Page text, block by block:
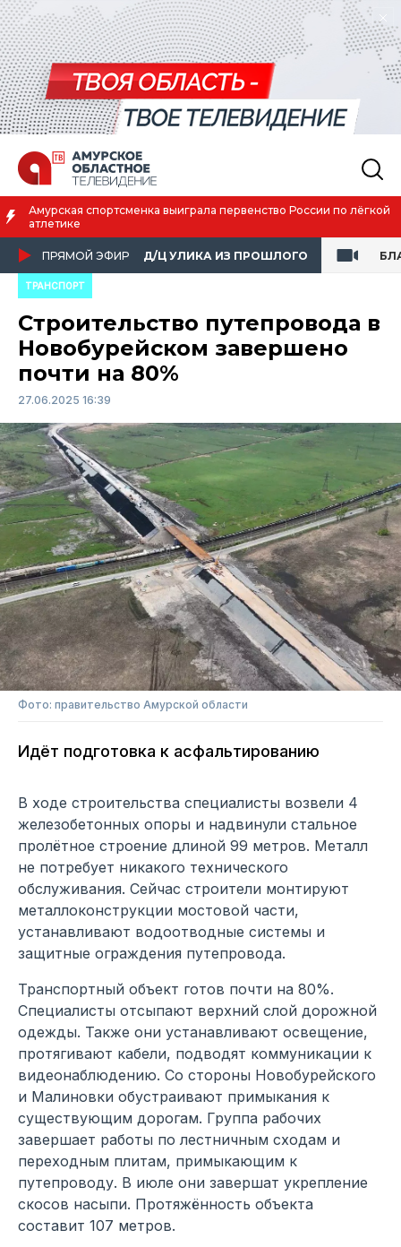
Амурская спортсменка выиграла первенство России по лёгкой
атлетике
ПРЯМОЙ ЭФИР Д/Ц УЛИКА ИЗ ПРОШЛОГО
ТРАНСПОРТ
Строительство путепровода в
Новобурейском завершено
почти на 80%
27.06.2025 16:39
Фото: правительство Амурской области
Идёт подготовка к асфальтированию
В ходе строительства специалисты возвели 4
железобетонных опоры и надвинули стальное
пролётное строение длиной 99 метров. Металл
не потребует никакого технического
обслуживания. Сейчас строители монтируют
металлоконструкции мостовой части,
устанавливают водоотводные системы и
защитные ограждения путепровода.
Транспортный объект готов почти на 80%.
Специалисты отсыпают верхний слой дорожной
одежды. Также они устанавливают освещение,
протягивают кабели, подводят коммуникации к
видеонаблюдению. Со стороны Новобурейского
и Малиновки обустраивают примыкания к
существующим дорогам. Группа рабочих
завершает работы по лестничным сходам и
переходным плитам, примыкающим к
путепроводу. В июле они завершат укрепление
скосов насыпи. Протяжённость объекта
составит 107 метров.